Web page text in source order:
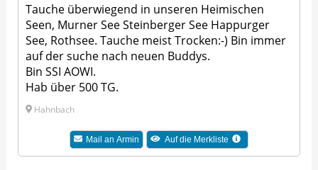
Tauche überwiegend in unseren Heimischen
Seen, Murner See Steinberger See Happurger
See, Rothsee. Tauche meist Trocken:-) Bin immer
auf der suche nach neuen Buddys.
Bin SSI AOWI.
Hab über 500 TG.
Hahnbach
Mail anArmin Auf die Merkliste